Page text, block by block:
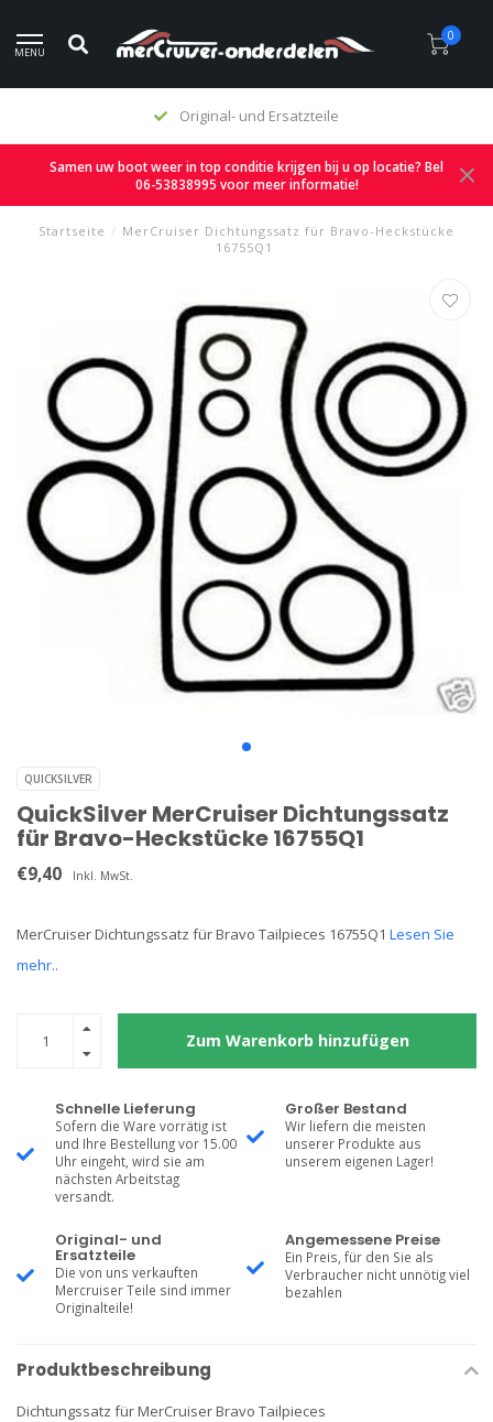
MENU
0
Original- und Ersatzteile
Samen uw boot weer in top conditie krijgen bij u op locatie? Bel
06-53838995 voor meer informatie!
Startseite / MerCruiser Dichtungssatz für Bravo-Heckstücke
16755Q1
QUICKSILVER
QuickSilver MerCruiser Dichtungssatz
für Bravo-Heckstücke 16755Q1
€9,40 Inkl. MwSt.
MerCruiser Dichtungssatz für Bravo Tailpieces 16755Q1 Lesen Sie
mehr..
Zum Warenkorb hinzufügen
Schnelle Lieferung
Sofern die Ware vorrätig ist
und Ihre Bestellung vor 15.00
Uhr eingeht, wird sie am
nächsten Arbeitstag
versandt.
Großer Bestand
Wir liefern die meisten
unserer Produkte aus
unserem eigenen Lager!
Original- und
Ersatzteile
Die von uns verkauften
Mercruiser Teile sind immer
Originalteile!
Angemessene Preise
Ein Preis, für den Sie als
Verbraucher nicht unnötig viel
bezahlen
Produktbeschreibung
Dichtungssatz für MerCruiser Bravo Tailpieces